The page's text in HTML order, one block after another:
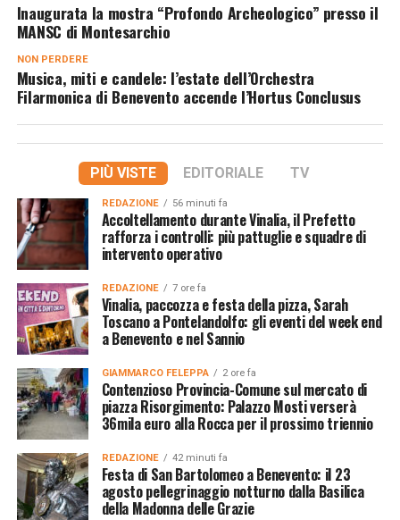
Inaugurata la mostra “Profondo Archeologico” presso il
MANSC di Montesarchio
NON PERDERE
Musica, miti e candele: l’estate dell’Orchestra
Filarmonica di Benevento accende l’Hortus Conclusus
PIÙ VISTE EDITORIALE TV
REDAZIONE 56 minuti fa
Accoltellamento durante Vinalia, il Prefetto
rafforza i controlli: più pattuglie e squadre di
intervento operativo
REDAZIONE 7 ore fa
Vinalia, paccozza e festa della pizza, Sarah
Toscano a Pontelandolfo: gli eventi del week end
a Benevento e nel Sannio
GIAMMARCO FELEPPA 2 ore fa
Contenzioso Provincia-Comune sul mercato di
piazza Risorgimento: Palazzo Mosti verserà
36mila euro alla Rocca per il prossimo triennio
REDAZIONE 42 minuti fa
Festa di San Bartolomeo a Benevento: il 23
agosto pellegrinaggio notturno dalla Basilica
della Madonna delle Grazie